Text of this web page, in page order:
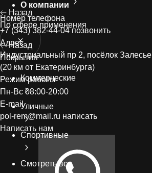
Назад
По сфере применения
Назад
Покрытия
Коммерческие
Уличные
Спортивные
Смотреть все
Номер телефонa
+7 (343) 382-44-04позвонить
Адрес
Индустриальный пр 2, посёлок Залесье
(20 км от Екатеринбурга)
Режим работы
Пн-Вс 08:00-20:00
E-mail
pol-rem@mail.ru написать
Написать нам
О компании